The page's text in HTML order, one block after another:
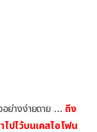
อย่างง่ายดาย … ถึง
ไปไว้บนเคสไอโฟน